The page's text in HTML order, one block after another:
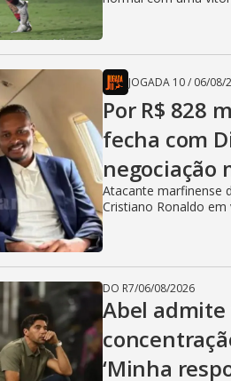
JOGADA 10/ 06/08/
Por R$ 828
fecha com
negociação
Atacante marfinense
Cristiano Ronaldo
DO R7/06/08/2026
Abel
‘Minha